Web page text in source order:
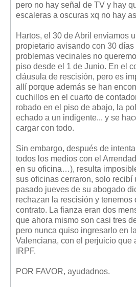
pero no hay señal de TV y hay
escaleras a oscuras xq no hay
Hartos, el 30 de Abril enviamos
propietario avisando con 30 días
problemas vecinales no
piso desde el 1 de Junio. En el
cláusula de rescisión, pero es
allí porque además se han
cuchillos en el cuarto de
robado en el piso de abajo, la
echado a un indigente... y se
cargar con todo.
Sin embargo, después de
todos los medios con el
en su oficina…), resulta
sus oficinas cerraron, solo recibí
pasado jueves de su abogado
rechazan la rescisión y tenemos
contrato. La fianza eran dos
que ahora mismo son casi tres
pero nunca quiso ingresarlo en
Valenciana, con el perjuicio que
IRPF.
POR FAVOR, ayudadnos.